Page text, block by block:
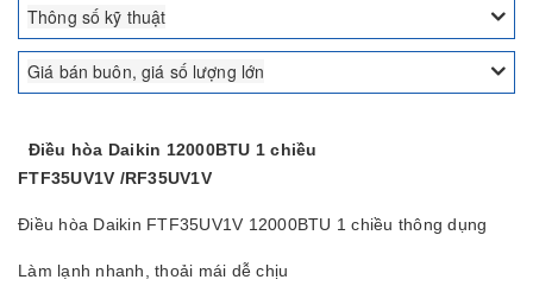
Thông số kỹ thuật
Giá bán buôn, giá số lượng lớn
Điều hòa Daikin 12000BTU 1 chiều
FTF35UV1V /RF35UV1V
Điều hòa Daikin FTF35UV1V 12000BTU 1 chiều thông dụng
Làm lạnh nhanh, thoải mái dễ chịu